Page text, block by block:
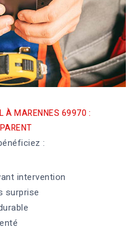
À MARENNES 69970 :
:
intervention
surprise